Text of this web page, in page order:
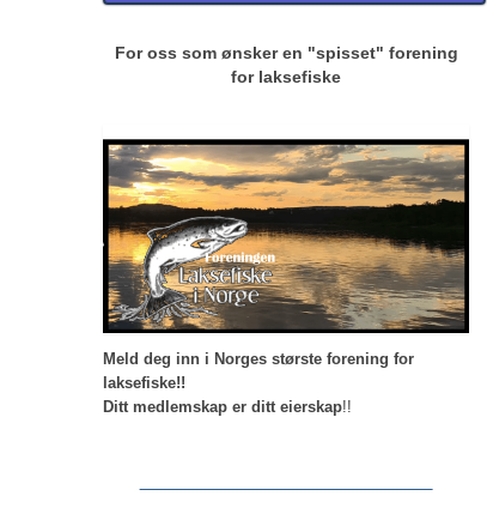
For oss som ønsker en "spisset" forening
for laksefiske
Meld deg inn i Norges største forening for
laksefiske!!
Ditt medlemskap er ditt eierskap!!